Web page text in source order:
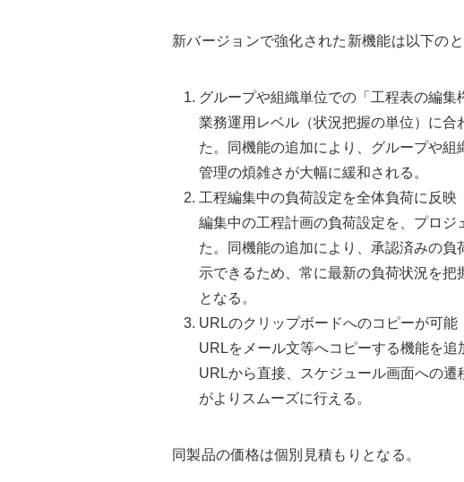
新バージョンで強化された新機能は以下のと
グループや組織単位での「工程表の編集
業務運用レベル（状況把握の単位）に
た。同機能の追加により、グループや
管理の煩雑さが大幅に緩和される。
工程編集中の負荷設定を全体負荷に反映
編集中の工程計画の負荷設定を、プロ
た。同機能の追加により、承認済みの
示できるため、常に最新の負荷状況を
となる。
URLのクリップボードへのコピーが可能
URLをメール文等へコピーする機能を
URLから直接、スケジュール画面への
がよりスムーズに行える。
同製品の価格は個別見積もりとなる。